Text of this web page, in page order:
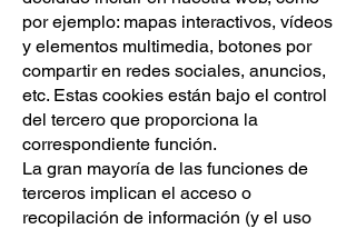
por ejemplo: mapas interactivos, vídeos
y elementos multimedia, botones por
compartir en redes sociales, anuncios,
etc. Estas cookies están bajo el control
del tercero que proporciona la
correspondiente función.
La gran mayoría de las funciones de
terceros implican el acceso o
recopilación de información (y el uso